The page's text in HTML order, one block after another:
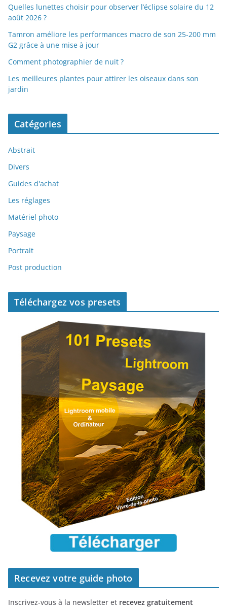
Quelles lunettes choisir pour observer l’éclipse solaire du 12
août 2026 ?
Tamron améliore les performances macro de son 25-200 mm
G2 grâce à une mise à jour
Comment photographier de nuit ?
Les meilleures plantes pour attirer les oiseaux dans son
jardin
Catégories
Abstrait
Divers
Guides d'achat
Les réglages
Matériel photo
Paysage
Portrait
Post production
Téléchargez vos presets
Recevez votre guide photo
Inscrivez-vous à la newsletter et recevez gratuitement